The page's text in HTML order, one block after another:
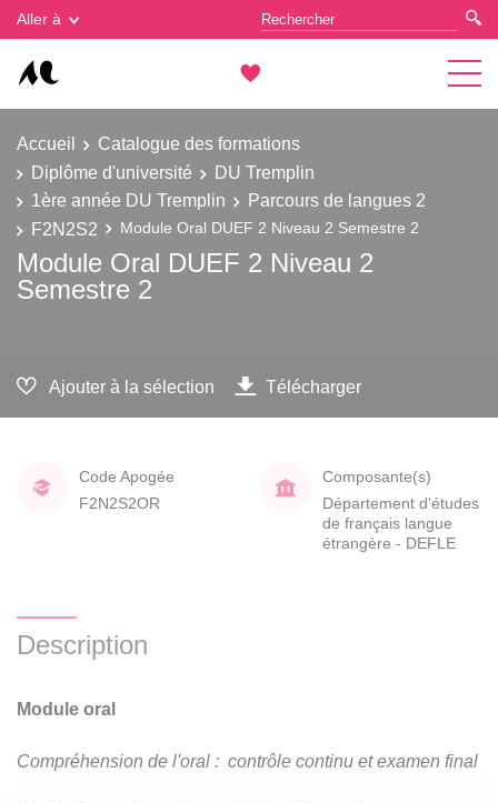
Aller à
Accueil
Catalogue des formations
Diplôme d'université
DU Tremplin
1ère année DU Tremplin
Parcours de langues 2
F2N2S2
Module Oral DUEF 2 Niveau 2 Semestre 2
Module Oral DUEF 2 Niveau 2
Semestre 2
Ajouter à la sélection Télécharger
Code Apogée
F2N2S2OR
Composante(s)
Département d'études
de français langue
étrangère - DEFLE
Description
Module oral
Compréhension de l'oral : contrôle continu et examen final
Gestion des cookies